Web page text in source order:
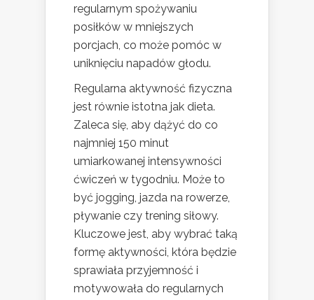
regularnym spożywaniu
posiłków w mniejszych
porcjach, co może pomóc w
uniknięciu napadów głodu.
Regularna aktywność fizyczna
jest równie istotna jak dieta.
Zaleca się, aby dążyć do co
najmniej 150 minut
umiarkowanej intensywności
ćwiczeń w tygodniu. Może to
być jogging, jazda na rowerze,
pływanie czy trening siłowy.
Kluczowe jest, aby wybrać taką
formę aktywności, która będzie
sprawiała przyjemność i
motywowała do regularnych